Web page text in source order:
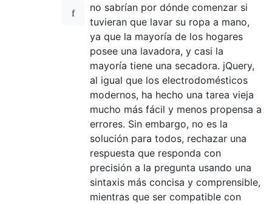
no sabrían por dónde comenzar si
tuvieran que lavar su ropa a mano,
ya que la mayoría de los hogares
posee una lavadora, y casi la
mayoría tiene una secadora. jQuery,
al igual que los electrodomésticos
modernos, ha hecho una tarea vieja
mucho más fácil y menos propensa a
errores. Sin embargo, no es la
solución para todos, rechazar una
respuesta que responda con
precisión a la pregunta usando una
sintaxis más concisa y comprensible,
mientras que ser compatible con